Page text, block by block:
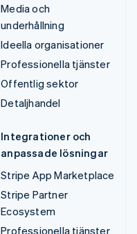
Media och
underhållning
Ideella organisationer
Professionella tjänster
Offentlig sektor
Detaljhandel
Integrationer och
anpassade lösningar
Stripe App Marketplace
Stripe Partner
Ecosystem
Professionella tjänster